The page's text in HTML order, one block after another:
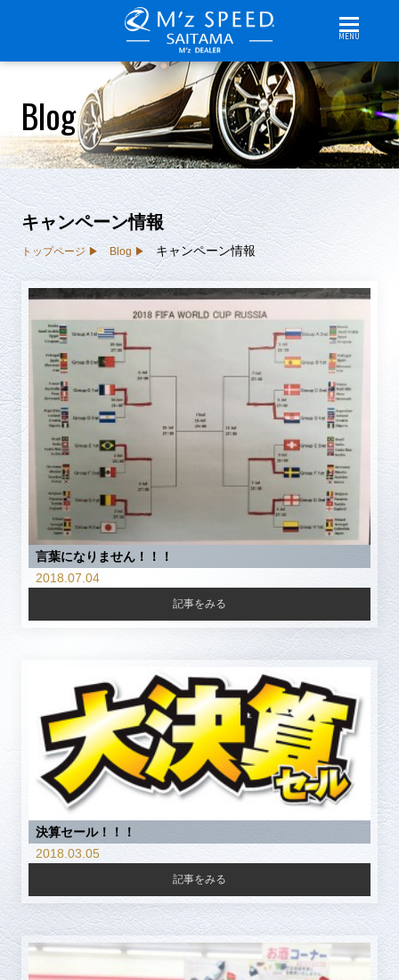
MENU
Blog
キャンペーン情報
トップページ Blog キャンペーン情報
言葉になりません！！！
2018.07.04
記事をみる
決算セール！！！
2018.03.05
記事をみる